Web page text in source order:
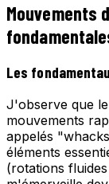
Les
J'observe que
mouvements
appelés
éléments
(rotations